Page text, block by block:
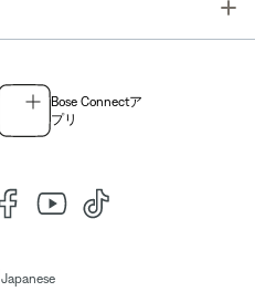
Bose Connectア
プリ
Japanese